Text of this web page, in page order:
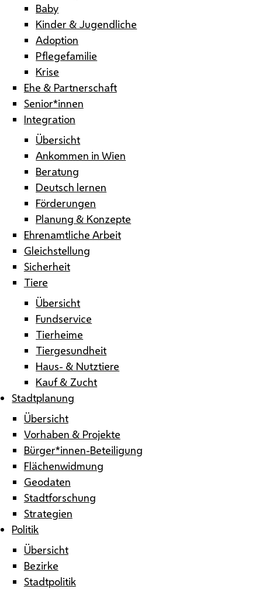
Baby
Kinder & Jugendliche
Adoption
Pflegefamilie
Krise
Ehe & Partnerschaft
Senior*innen
Integration
Übersicht
Ankommen in Wien
Beratung
Deutsch lernen
Förderungen
Planung & Konzepte
Ehrenamtliche Arbeit
Gleichstellung
Sicherheit
Tiere
Übersicht
Fundservice
Tierheime
Tiergesundheit
Haus- & Nutztiere
Kauf & Zucht
Stadtplanung
Übersicht
Vorhaben & Projekte
Bürger*innen-Beteiligung
Flächenwidmung
Geodaten
Stadtforschung
Strategien
Politik
Übersicht
Bezirke
Stadtpolitik